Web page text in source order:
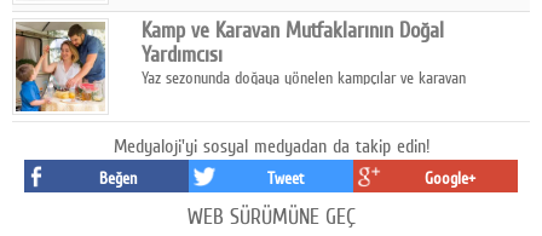
dokunuşunu taşıyor.
Kamp ve Karavan Mutfaklarının Doğal
Yardımcısı
Yaz sezonunda doğaya yönelen kampçılar ve karavan
temizlik sağlayan, çevreye duyarlı bitkisel içerikli ürünleri tercih
ediyor.
Medyaloji'yi sosyal medyadan da takip edin!
Beğen Tweet Google+
WEB SÜRÜMÜNE GEÇ